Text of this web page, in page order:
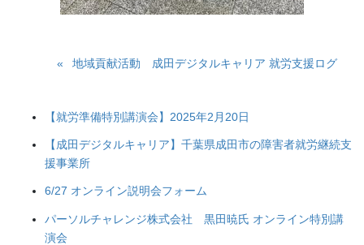
地域貢献活動 成田デジタルキャリア 就労支援ログ
【就労準備特別講演会】2025年2月20日
【成田デジタルキャリア】千葉県成田市の障害者就労継続支
援事業所
6/27 オンライン説明会フォーム
パーソルチャレンジ株式会社 黒田暁氏 オンライン特別講
演会